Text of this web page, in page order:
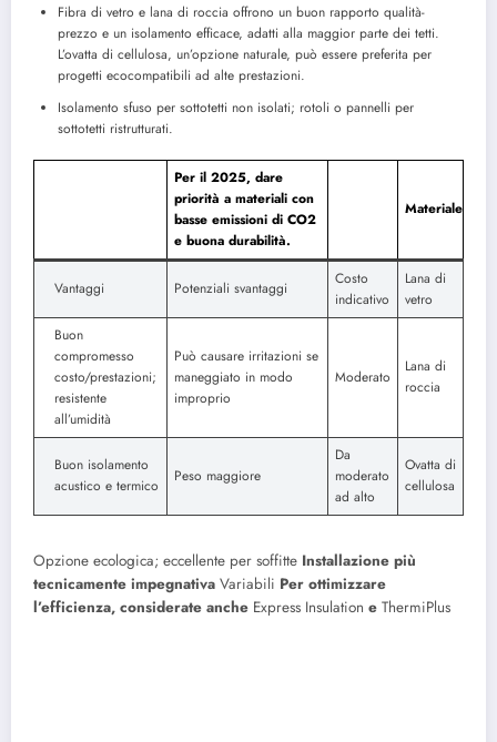
Fibra di vetro e lana di roccia offrono un buon rapporto qualità-
prezzo e un isolamento efficace, adatti alla maggior parte dei tetti.
L’ovatta di cellulosa, un’opzione naturale, può essere preferita per
progetti ecocompatibili ad alte prestazioni.
Isolamento sfuso per sottotetti non isolati; rotoli o pannelli per
sottotetti ristrutturati.
Per il 2025, dare
priorità a materiali con
basse emissioni di CO2
e buona durabilità.
Materiale
Vantaggi Potenziali svantaggi
Costo
indicativo
Lana di
vetro
Buon
compromesso
costo/prestazioni;
resistente
all’umidità
Può causare irritazioni se
maneggiato in modo
improprio
Moderato
Lana di
roccia
Buon isolamento
acustico e termico
Peso maggiore
Da
moderato
ad alto
Ovatta di
cellulosa
Opzione ecologica; eccellente per soffitte Installazione più
tecnicamente impegnativa Variabili Per ottimizzare
l’efficienza, considerate anche Express Insulation e ThermiPlus